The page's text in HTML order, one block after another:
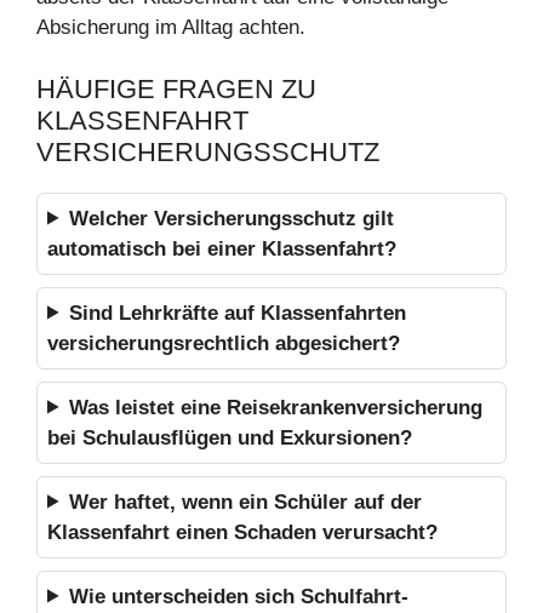
Absicherung im Alltag achten.
HÄUFIGE FRAGEN ZU
KLASSENFAHRT
VERSICHERUNGSSCHUTZ
Welcher Versicherungsschutz gilt
automatisch bei einer Klassenfahrt?
Sind Lehrkräfte auf Klassenfahrten
versicherungsrechtlich abgesichert?
Was leistet eine Reisekrankenversicherung
bei Schulausflügen und Exkursionen?
Wer haftet, wenn ein Schüler auf der
Klassenfahrt einen Schaden verursacht?
Wie unterscheiden sich Schulfahrt-